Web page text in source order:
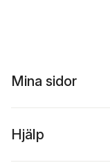
Mina sidor
Hjälp